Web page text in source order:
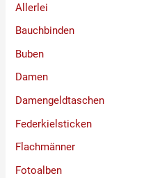
Allerlei
Bauchbinden
Buben
Damen
Damengeldtaschen
Federkielsticken
Flachmänner
Fotoalben